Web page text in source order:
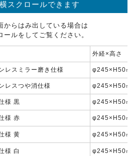
スクロールできます
からはみ出している場合は
ールをしてご覧ください。
外経×高さ
レスミラー磨き仕様 φ245×H50㎜
レスつや消仕様 φ245×H50㎜
様 黒 φ245×H50㎜
様 赤 φ245×H50㎜
様 黄 φ245×H50㎜
様 白 φ245×H50㎜